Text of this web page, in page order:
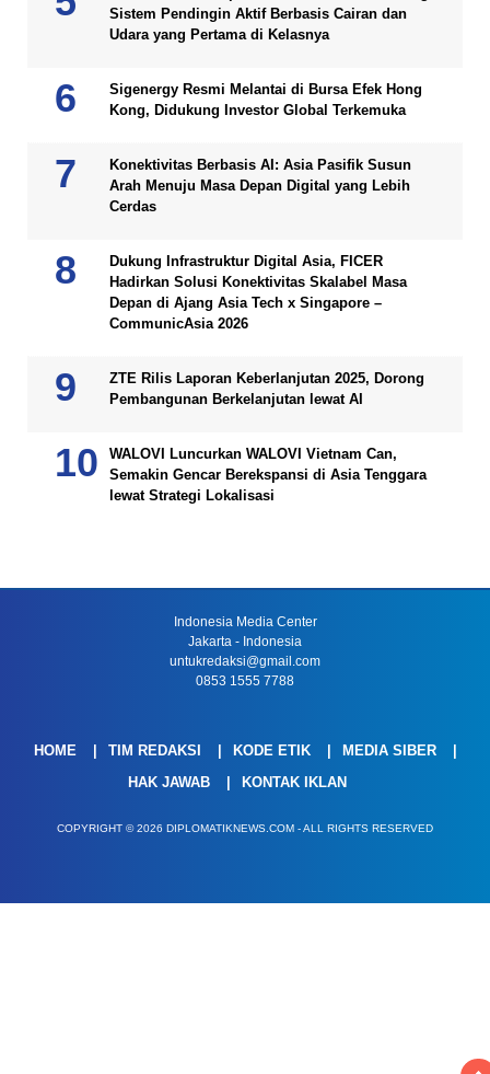
Sistem Pendingin Aktif Berbasis Cairan dan
Udara yang Pertama di Kelasnya
Sigenergy Resmi Melantai di Bursa Efek Hong
Kong, Didukung Investor Global Terkemuka
Konektivitas Berbasis AI: Asia Pasifik Susun
Arah Menuju Masa Depan Digital yang Lebih
Cerdas
Dukung Infrastruktur Digital Asia, FICER
Hadirkan Solusi Konektivitas Skalabel Masa
Depan di Ajang Asia Tech x Singapore –
CommunicAsia 2026
ZTE Rilis Laporan Keberlanjutan 2025, Dorong
Pembangunan Berkelanjutan lewat AI
WALOVI Luncurkan WALOVI Vietnam Can,
Semakin Gencar Berekspansi di Asia Tenggara
lewat Strategi Lokalisasi
Indonesia Media Center
Jakarta - Indonesia
untukredaksi@gmail.com
0853 1555 7788
HOME TIM REDAKSI KODE ETIK
MEDIA SIBER
HAK JAWAB
KONTAK IKLAN
COPYRIGHT © 2026 DIPLOMATIKNEWS.COM - ALL RIGHTS RESERVED